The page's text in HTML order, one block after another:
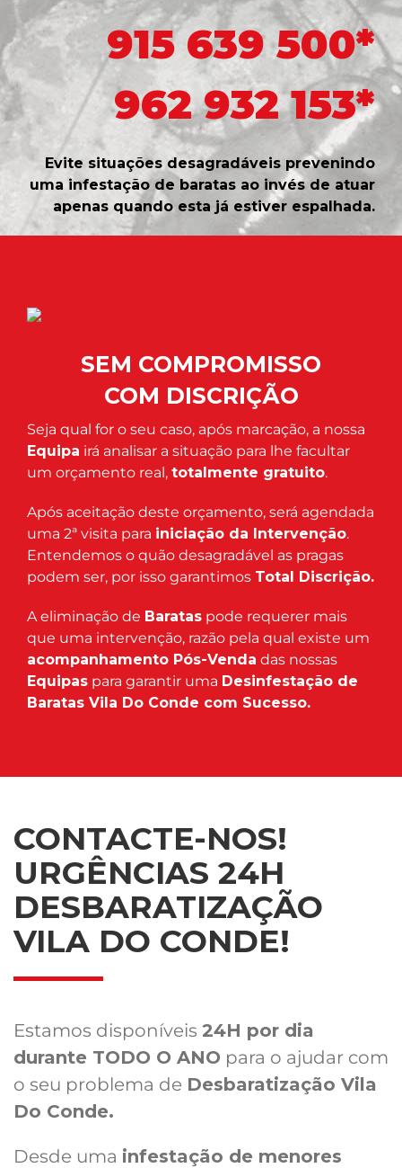
915 639 500*
962 932 153*
Evite situações desagradáveis prevenindo
uma infestação de baratas ao invés de atuar
apenas quando esta já estiver espalhada.
SEM COMPROMISSO
COM DISCRIÇÃO
Seja qual for o seu caso, após marcação, a nossa
Equipa irá analisar a situação para lhe facultar
um orçamento real, totalmente gratuito.
Após aceitação deste orçamento, será agendada
uma 2ª visita para iniciação da Intervenção.
Entendemos o quão desagradável as pragas
podem ser, por isso garantimos Total Discrição.
A eliminação de Baratas pode requerer mais
que uma intervenção, razão pela qual existe um
acompanhamento Pós-Venda das nossas
Equipas para garantir uma Desinfestação de
Baratas Vila Do Conde com Sucesso.
CONTACTE-NOS!
URGÊNCIAS 24H
DESBARATIZAÇÃO
VILA DO CONDE!
Estamos disponíveis 24H por dia
durante TODO O ANO para o ajudar com
o seu problema de Desbaratização Vila
Do Conde.
Desde uma infestação de menores